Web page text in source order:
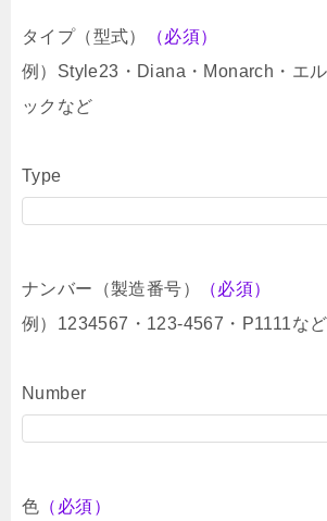
タイプ（型式）
（必須）
例）Style23・Diana・Monarch・エ
ックなど
Type
ナンバー（製造番号）
（必須）
例）1234567・123-4567・P1111など
Number
色 （必須）